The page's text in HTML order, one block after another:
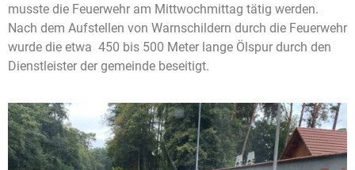
musste die Feuerwehr am Mittwochmittag tätig werden.
Nach dem Aufstellen von Warnschildern durch die Feuerwehr
wurde die etwa 450 bis 500 Meter lange Ölspur durch den
Dienstleister der gemeinde beseitigt.